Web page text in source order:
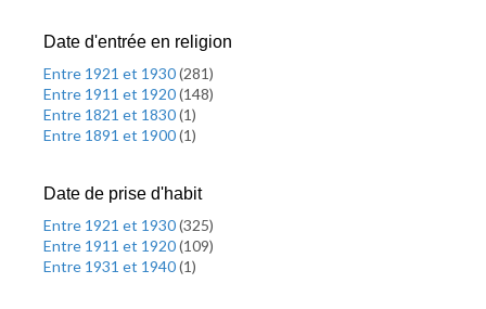
Date d'entrée en religion
Entre 1921 et 1930(281)
Entre 1911 et 1920(148)
Entre 1821 et 1830(1)
Entre 1891 et 1900(1)
Date de prise d'habit
Entre 1921 et 1930(325)
Entre 1911 et 1920(109)
Entre 1931 et 1940(1)